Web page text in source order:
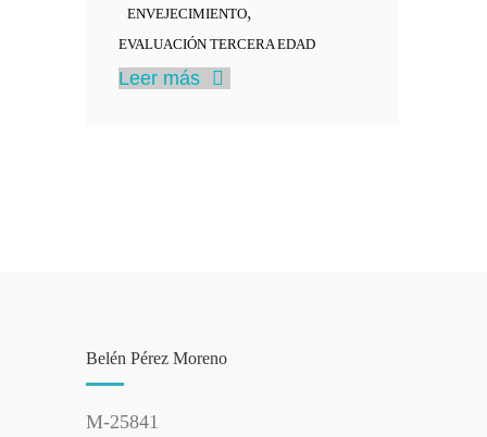
ENVEJECIMIENTO,
EVALUACIÓN TERCERA EDAD
Leer más
Belén Pérez Moreno
M-25841